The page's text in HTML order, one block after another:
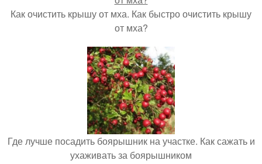
Как очистить крышу от мха. Как быстро очистить крышу
от мха?
Где лучше посадить боярышник на участке. Как сажать и
ухаживать за боярышником